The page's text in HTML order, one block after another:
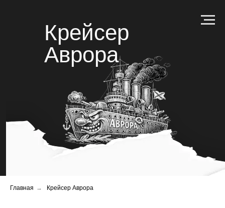
Крейсер
Аврора
Главная → Крейсер Аврора